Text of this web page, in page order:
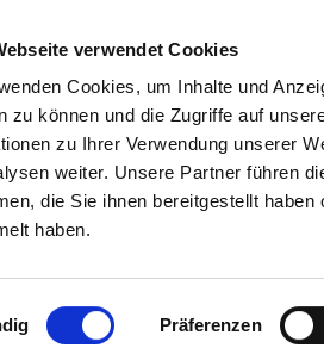
verwendet Cookies
Cookies, um Inhalte und
zu können und die Zugriffe auf
zu Ihrer Verwendung unserer
weiter. Unsere Partner führen
die Sie ihnen bereitgestellt
haben.
Präferenzen